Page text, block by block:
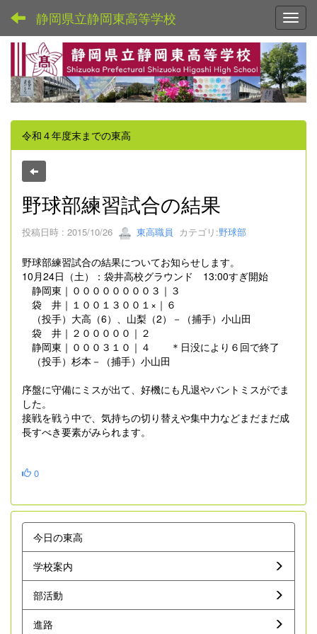
静岡県立静岡東高等学校
令和４年度末までの東高
野球部練習試合の結果
投稿日時 : 2015/10/26 東高職員 カテゴリ:野球部
野球部練習試合の結果についてお知らせします。
10月24日（土）：袋井高校グラウンド 13:00すぎ開始
静岡東｜００００００００３｜３
袋 井｜１００１３００１×｜６
（投手）大高（6）、山梨（2）－（捕手）小山田
袋 井｜２０００００｜２
静岡東｜０００３１０｜４ ＊日没により６回で終了
（投手）杉本－（捕手）小山田
序盤に守備にミスが出て、好機にも凡退やバントミスがでま
した。
接戦を戦う中で、気持ちの切り替えや集中力などまだまだ成
長すべき要素がみられます。
0
今日の東高
学校案内
部活動
進路